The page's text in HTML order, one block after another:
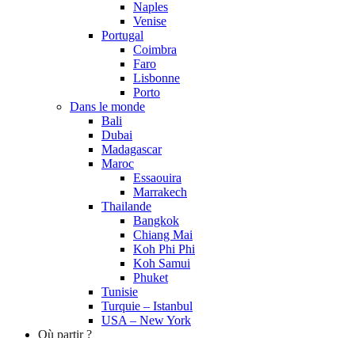
Naples
Venise
Portugal
Coimbra
Faro
Lisbonne
Porto
Dans le monde
Bali
Dubai
Madagascar
Maroc
Essaouira
Marrakech
Thailande
Bangkok
Chiang Mai
Koh Phi Phi
Koh Samui
Phuket
Tunisie
Turquie – Istanbul
USA – New York
Où partir ?